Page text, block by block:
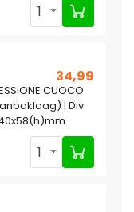
1
34,99
CUOCO
| Div.
1